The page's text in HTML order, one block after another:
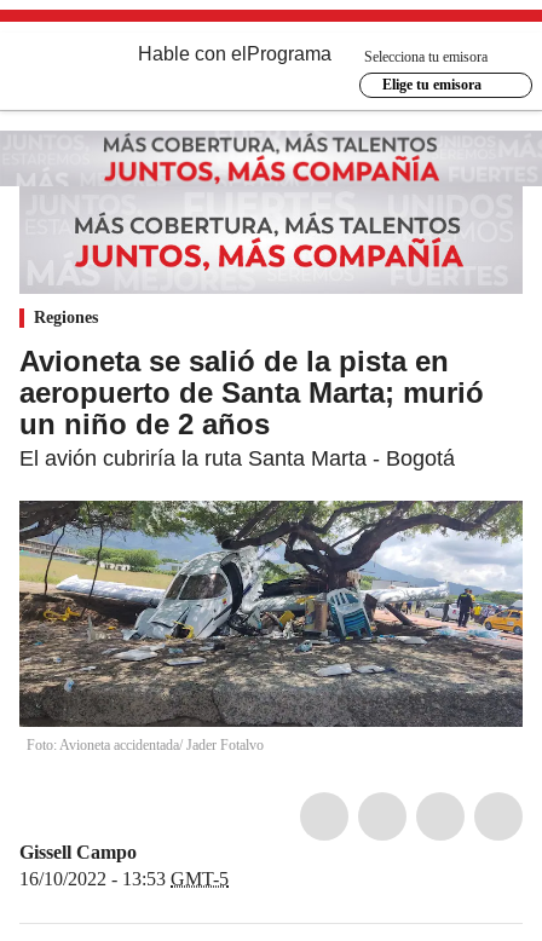
Hable con el Programa
Selecciona tu emisora
Elige tu emisora
Regiones
Avioneta se salió de la pista en
aeropuerto de Santa Marta; murió
un niño de 2 años
El avión cubriría la ruta Santa Marta - Bogotá
Foto: Avioneta accidentada/ Jader Fotalvo
Gissell Campo
16/10/2022 - 13:53 GMT-5